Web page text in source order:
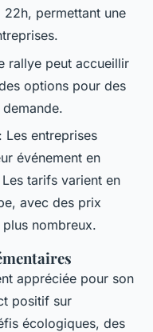
permettant une
rallye peut accueillir
options pour des
: Les entreprises
événement en
tarifs varient en
avec des prix
nombreux.
appréciée pour son
positif sur
écologiques, des